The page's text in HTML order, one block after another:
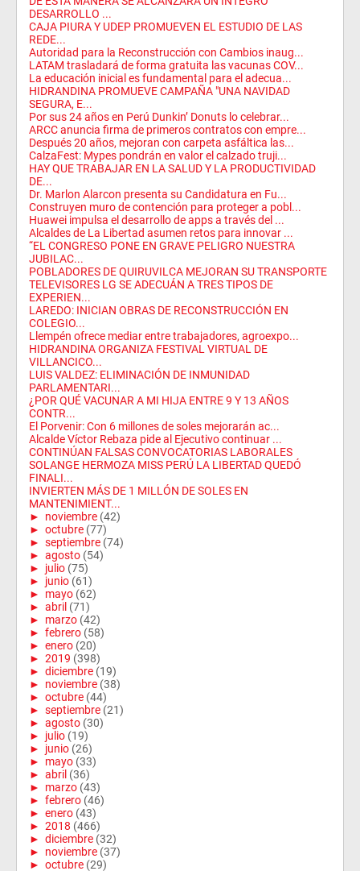
DESARROLLO ...
CAJA PIURA Y UDEP PROMUEVEN EL ESTUDIO DE LAS
REDE...
Autoridad para la Reconstrucción con Cambios inaug...
LATAM trasladará de forma gratuita las vacunas COV...
La educación inicial es fundamental para el adecua...
HIDRANDINA PROMUEVE CAMPAÑA "UNA NAVIDAD
SEGURA, E...
Por sus 24 años en Perú Dunkin’ Donuts lo celebrar...
ARCC anuncia firma de primeros contratos con empre...
Después 20 años, mejoran con carpeta asfáltica las...
CalzaFest: Mypes pondrán en valor el calzado truji...
HAY QUE TRABAJAR EN LA SALUD Y LA PRODUCTIVIDAD
DE...
Dr. Marlon Alarcon presenta su Candidatura en Fu...
Construyen muro de contención para proteger a pobl...
Huawei impulsa el desarrollo de apps a través del ...
Alcaldes de La Libertad asumen retos para innovar ...
“EL CONGRESO PONE EN GRAVE PELIGRO NUESTRA
JUBILAC...
POBLADORES DE QUIRUVILCA MEJORAN SU TRANSPORTE
TELEVISORES LG SE ADECUÁN A TRES TIPOS DE
EXPERIEN...
LAREDO: INICIAN OBRAS DE RECONSTRUCCIÓN EN
COLEGIO...
Llempén ofrece mediar entre trabajadores, agroexpo...
HIDRANDINA ORGANIZA FESTIVAL VIRTUAL DE
VILLANCICO...
LUIS VALDEZ: ELIMINACIÓN DE INMUNIDAD
PARLAMENTARI...
¿POR QUÉ VACUNAR A MI HIJA ENTRE 9 Y 13 AÑOS
CONTR...
El Porvenir: Con 6 millones de soles mejorarán ac...
Alcalde Víctor Rebaza pide al Ejecutivo continuar ...
CONTINÚAN FALSAS CONVOCATORIAS LABORALES
SOLANGE HERMOZA MISS PERÚ LA LIBERTAD QUEDÓ
FINALI...
INVIERTEN MÁS DE 1 MILLÓN DE SOLES EN
MANTENIMIENT...
► noviembre (42)
► octubre (77)
► septiembre (74)
► agosto (54)
► julio (75)
► junio (61)
► mayo (62)
► abril (71)
► marzo (42)
► febrero (58)
► enero (20)
► 2019 (398)
► diciembre (19)
► noviembre (38)
► octubre (44)
► septiembre (21)
► agosto (30)
► julio (19)
► junio (26)
► mayo (33)
► abril (36)
► marzo (43)
► febrero (46)
► enero (43)
► 2018 (466)
► diciembre (32)
► noviembre (37)
► octubre (29)